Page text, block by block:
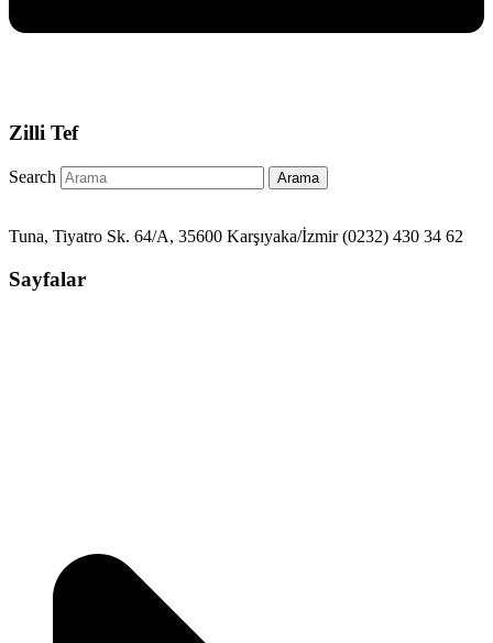
Zilli Tef
Search Arama
Tuna, Tiyatro Sk. 64/A, 35600 Karşıyaka/İzmir (0232) 430 34 62
Sayfalar